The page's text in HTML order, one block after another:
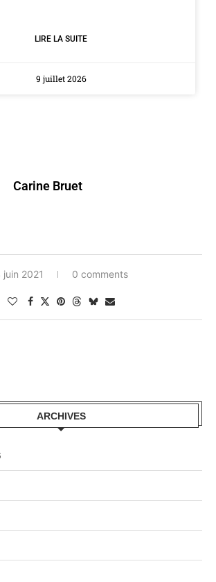
LIRE LA SUITE
9 juillet 2026
Carine Bruet
juin 2021 0 comments
ARCHIVES